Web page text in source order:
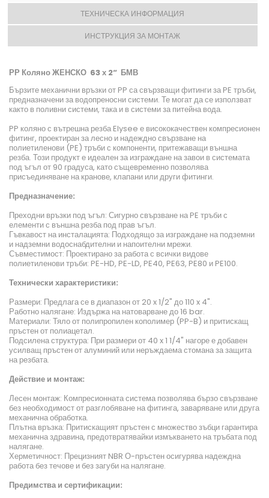
ТЕХНИЧЕСКА ИНФОРМАЦИЯ
ИНСТРУКЦИЯ ЗА МОНТАЖ
РР Коляно ЖЕНСКО 63 х 2“ БМВ
Бързите механични връзки от PP са свързващи фитинги за PE тръби,
предназначени за водопреносни системи. Те могат да се използват
както в поливни системи, така и в системи за питейна вода.
PP коляно с вътрешна резба Elysee е висококачествен компресионен
фитинг, проектиран за лесно и надеждно свързване на
полиетиленови (PE) тръби с компоненти, притежаващи външна
резба. Този продукт е идеален за изграждане на завои в системата
под ъгъл от 90 градуса, като същевременно позволява
присъединяване на кранове, клапани или други фитинги.
Предназначение:
Преходни връзки под ъгъл: Сигурно свързване на PE тръби с
елементи с външна резба под прав ъгъл.
Гъвкавост на инсталацията: Подходящо за изграждане на подземни
и надземни водоснабдителни и напоителни мрежи.
Съвместимост: Проектирано за работа с всички видове
полиетиленови тръби: PE-HD, PE-LD, PE40, PE63, PE80 и PE100.
Технически характеристики:
Размери: Предлага се в диапазон от 20 x 1/2" до 110 x 4".
Работно налягане: Издържа на натоварване до 16 bar.
Материали: Тяло от полипропилен кополимер (PP-B) и притискащ
пръстен от полиацетал.
Подсилена структура: При размери от 40 x 1 1/4" нагоре е добавен
усилващ пръстен от алуминий или неръждаема стомана за защита
на резбата.
Действие и монтаж:
Лесен монтаж: Компресионната система позволява бързо свързване
без необходимост от разглобяване на фитинга, заваряване или друга
механична обработка.
Плътна връзка: Притискащият пръстен с множество зъбци гарантира
механична здравина, предотвратявайки измъкването на тръбата под
налягане.
Херметичност: Прецизният NBR О-пръстен осигурява надеждна
работа без течове и без загуби на налягане.
Предимства и сертификации: